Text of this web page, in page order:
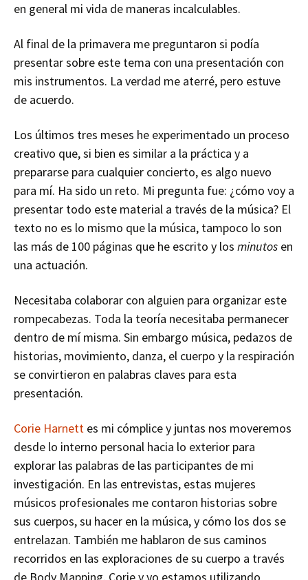
en general mi vida de maneras incalculables.
Al final de la primavera me preguntaron si podía
presentar sobre este tema con una presentación con
mis instrumentos. La verdad me aterré, pero estuve
de acuerdo.
Los últimos tres meses he experimentado un proceso
creativo que, si bien es similar a la práctica y a
prepararse para cualquier concierto, es algo nuevo
para mí. Ha sido un reto. Mi pregunta fue: ¿cómo voy a
presentar todo este material a través de la música? El
texto no es lo mismo que la música, tampoco lo son
las más de 100 páginas que he escrito y los minutos en
una actuación.
Necesitaba colaborar con alguien para organizar este
rompecabezas. Toda la teoría necesitaba permanecer
dentro de mí misma. Sin embargo música, pedazos de
historias, movimiento, danza, el cuerpo y la respiración
se convirtieron en palabras claves para esta
presentación.
Corie Harnett es mi cómplice y juntas nos moveremos
desde lo interno personal hacia lo exterior para
explorar las palabras de las participantes de mi
investigación. En las entrevistas, estas mujeres
músicos profesionales me contaron historias sobre
sus cuerpos, su hacer en la música, y cómo los dos se
entrelazan. También me hablaron de sus caminos
recorridos en las exploraciones de su cuerpo a través